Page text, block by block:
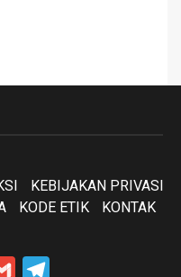
KEBIJAKAN PRIVASI
KODE ETIK KONTAK
Gmail